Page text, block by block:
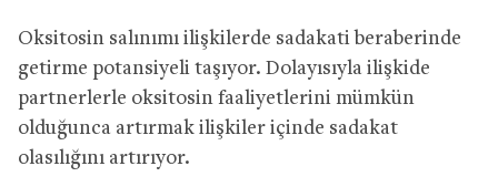
Oksitosin salınımı ilişkilerde sadakati beraberinde
getirme potansiyeli taşıyor. Dolayısıyla ilişkide
partnerlerle oksitosin faaliyetlerini mümkün
olduğunca artırmak ilişkiler içinde sadakat
olasılığını artırıyor.